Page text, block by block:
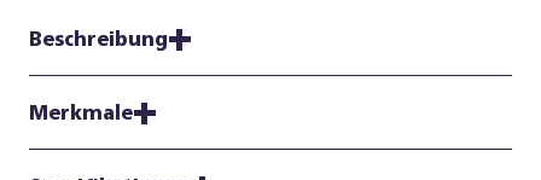
Beschreibung
Merkmale